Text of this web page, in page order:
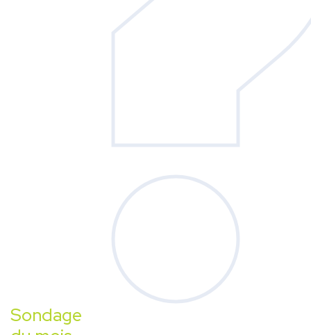
Sondage